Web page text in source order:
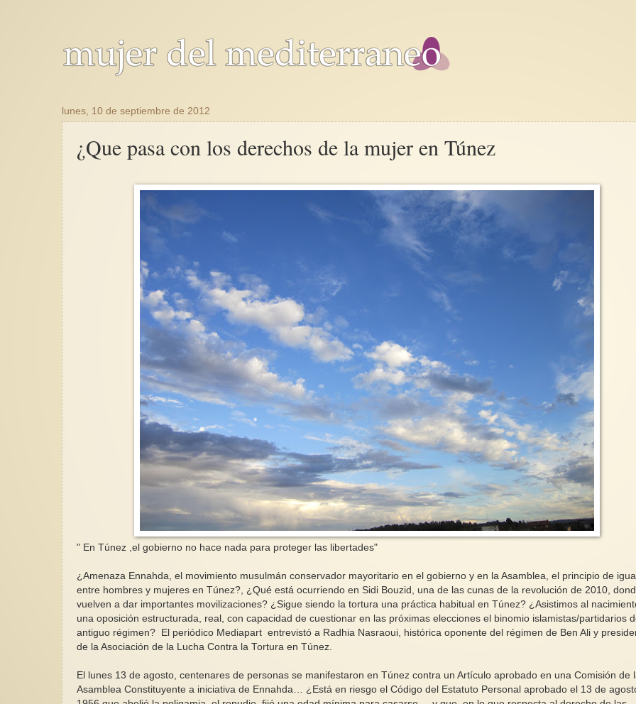
lunes, 10 de septiembre de 2012
¿Que pasa con los derechos de la mujer en Túnez
" En Túnez ,el gobierno no hace nada para proteger las libertades"
¿Amenaza Ennahda, el movimiento musulmán conservador mayoritario en el gobierno y en la Asamblea, el principio de
entre hombres y mujeres en Túnez?, ¿Qué está ocurriendo en Sidi Bouzid, una de las cunas de la revolución de 2010,
vuelven a dar importantes movilizaciones? ¿Sigue siendo la tortura una práctica habitual en Túnez? ¿Asistimos al
una oposición estructurada, real, con capacidad de cuestionar en las próximas elecciones el binomio islamistas/partidarios
antiguo régimen? El periódico Mediapart entrevistó a Radhia Nasraoui, histórica oponente del régimen de Ben Ali y
de la Asociación de la Lucha Contra la Tortura en Túnez.
El lunes 13 de agosto, centenares de personas se manifestaron en Túnez contra un Artículo aprobado en una Comisión de
Asamblea Constituyente a iniciativa de Ennahda… ¿Está en riesgo el Código del Estatuto Personal aprobado el 13 de